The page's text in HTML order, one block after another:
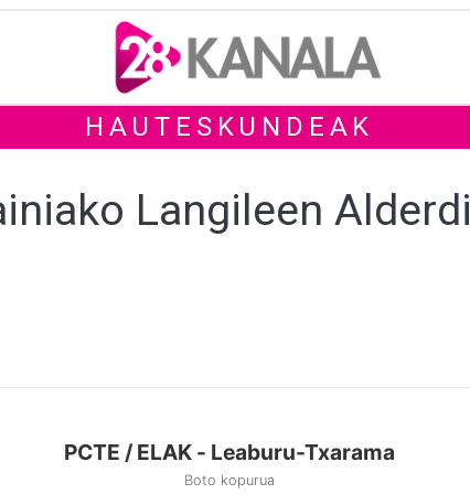
HAUTESKUNDEAK
Langileen Alderdi
PCTE / ELAK - Leaburu-Txarama
Boto kopurua